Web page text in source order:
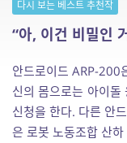
다시 보는 베스트 추천작
“아, 이건 비밀인
안드로이드 ARP-200
신의 몸으로는 아이
신청을 한다. 다른 안
은 로봇 노동조합 산